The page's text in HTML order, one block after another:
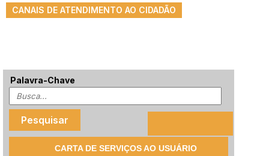
CANAIS DE ATENDIMENTO AO CIDADÃO
Palavra-Chave
CARTA DE SERVIÇOS AO USUÁRIO